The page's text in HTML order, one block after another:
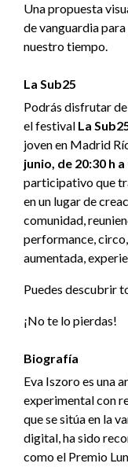
Una propuesta
de vanguardia
nuestro tiempo.
La Sub25
Podrás disfrutar
el festival La
joven en Madrid
junio, de 20:30 h a
participativo que
en un lugar de
comunidad,
performance,
aumentada,
Puedes descubrir
¡No te lo pierdas!
Biografía
Eva Iszoro es una
experimental con
que se sitúa en la
digital, ha sido
como el Premio